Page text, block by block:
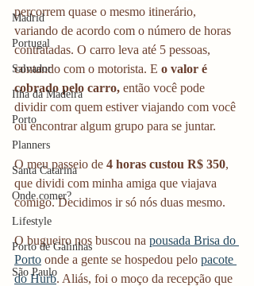
Madrid
Portugal
Salvador
Ilha da Madeira
Porto
Planners
Santa Catarina
Onde comer?
Lifestyle
Porto de Galinhas
São Paulo
percorrem quase o mesmo itinerário,
variando de acordo com o número de horas
contratadas. O carro leva até 5 pessoas,
contando com o motorista. E o valor é
cobrado pelo carro, então você pode
dividir com quem estiver viajando com você
ou encontrar algum grupo para se juntar.
O meu passeio de 4 horas custou R$ 350,
que dividi com minha amiga que viajava
comigo. Decidimos ir só nós duas mesmo.
O bugueiro nos buscou na pousada Brisa do
Porto onde a gente se hospedou pelo pacote
do Hurb. Aliás, foi o moço da recepção que